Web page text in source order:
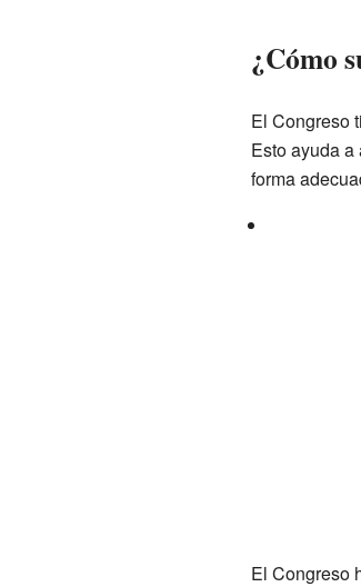
¿Cómo
El Congreso
Esto ayuda
forma
El Congreso